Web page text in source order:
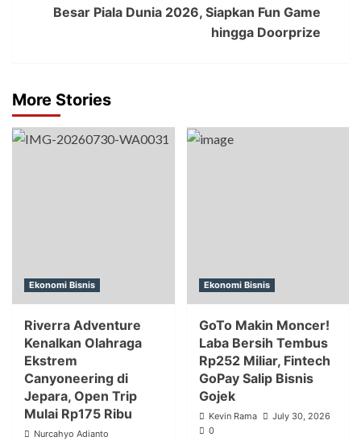
Besar Piala Dunia 2026, Siapkan Fun Game
hingga Doorprize
More Stories
Ekonomi Bisnis
Riverra Adventure
Kenalkan Olahraga
Ekstrem
Canyoneering di
Jepara, Open Trip
Mulai Rp175 Ribu
Nurcahyo Adianto
Ekonomi Bisnis
GoTo Makin Moncer!
Laba Bersih Tembus
Rp252 Miliar, Fintech
GoPay Salip Bisnis
Gojek
Kevin Rama
July 30, 2026
0